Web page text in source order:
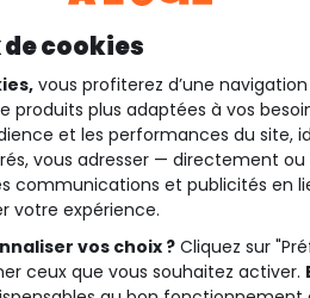
cookies
vous profiterez d’une
plus adaptées à vos
et les performances du site,
vous adresser — directement ou
communications et publicités en
votre expérience.
vos choix ? Cliquez sur
ceux que vous souhaitez activer.